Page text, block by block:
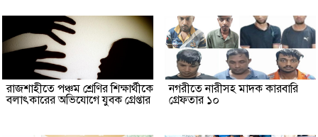
রাজশাহীতে পঞ্চম শ্রেণির শিক্ষার্থীকে
বলাৎকারের অভিযোগে যুবক গ্রেপ্তার
নগরীতে নারীসহ মাদক কারবারি
গ্রেফতার ১০